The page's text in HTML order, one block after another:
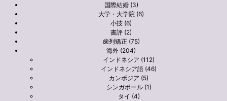
国際結婚 (3)
大学・大学院 (6)
小技 (6)
書評 (2)
歯列矯正 (75)
海外 (204)
インドネシア (112)
インドネシア語 (46)
カンボジア (5)
シンガポール (1)
タイ (4)